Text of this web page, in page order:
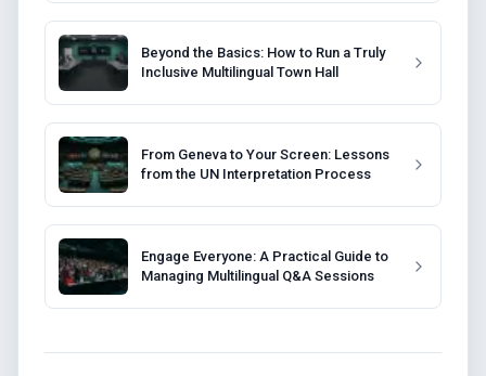
Beyond the Basics: How to Run a Truly
Inclusive Multilingual Town Hall
From Geneva to Your Screen: Lessons
from the UN Interpretation Process
Engage Everyone: A Practical Guide to
Managing Multilingual Q&A Sessions